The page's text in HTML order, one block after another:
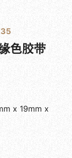
色胶带
x 19mm x